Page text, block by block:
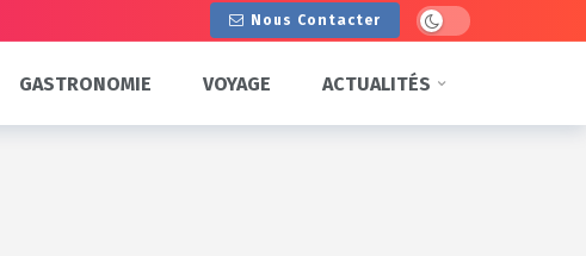
Nous Contacter Dark mode
GASTRONOMIE VOYAGE ACTUALITÉS